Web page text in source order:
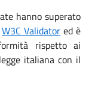
hanno superato
W3C Validator ed è
rispetto ai
italiana con il